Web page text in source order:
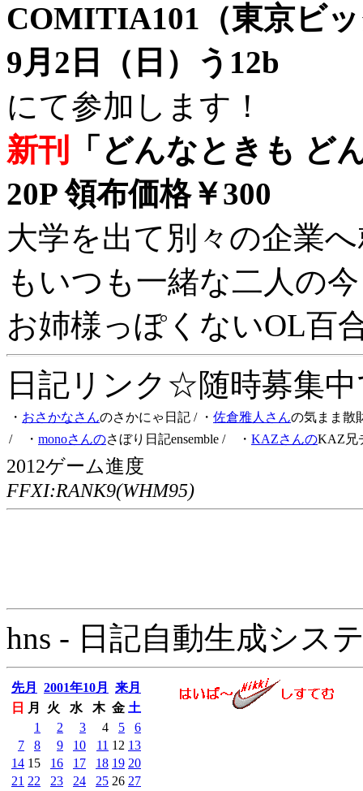
COMITIA101（東京ビ
9月2日（日）う12b
にて参加します！
新刊
「どんなときも ど
20P 領布価格￥300
大学を出て別々の企業
もいつも一緒な二人の
お姉様っぽくないOL百
日記リンク☆随時募集
・ おさかなさんのさかにゃ日記 / ・ 佐倉雅人さんの気まま散
/ ・ monoさんのさぼり日記ensemble / ・ KAZさんのKAZ兄
2012ゲーム進度
FFXI:RANK9(WHM95)
hns - 日記自動生成シス
先月 2001年10月
来月
日
月 火 水 木 金 土
1
2 3 4 5
6
7
8 9 10 11 12 13
14 15 16 17 18 19 20
21 22 23 24 25 26 27